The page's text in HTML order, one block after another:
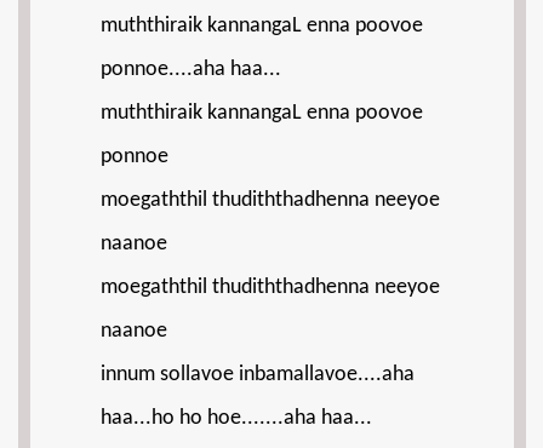
muththiraik kannangaL enna poovoe
ponnoe....aha haa...
muththiraik kannangaL enna poovoe
ponnoe
moegaththil thudiththadhenna neeyoe
naanoe
moegaththil thudiththadhenna neeyoe
naanoe
innum sollavoe inbamallavoe....aha
haa...ho ho hoe.......aha haa...